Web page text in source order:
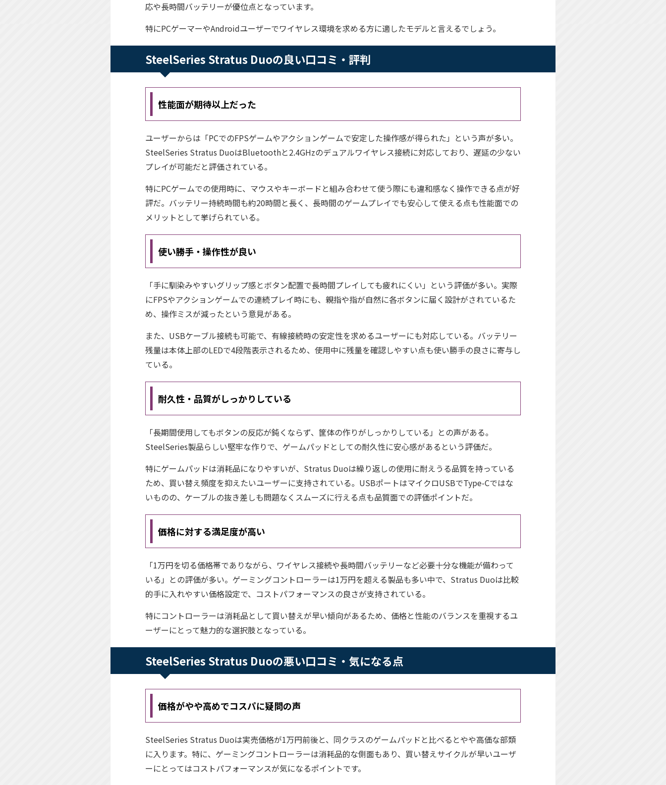
応や長時間バッテリーが優位点となっています。
特にPCゲーマーやAndroidユーザーでワイヤレス環境を求める方に適したモデルと言えるでしょう。
SteelSeries Stratus Duoの良い口コミ・評判
性能面が期待以上だった
ユーザーからは「PCでのFPSゲームやアクションゲームで安定した操作感が得られた」という声が多い。
SteelSeries Stratus DuoはBluetoothと2.4GHzのデュアルワイヤレス接続に対応しており、遅延の少ない
プレイが可能だと評価されている。
特にPCゲームでの使用時に、マウスやキーボードと組み合わせて使う際にも違和感なく操作できる点が好
評だ。バッテリー持続時間も約20時間と長く、長時間のゲームプレイでも安心して使える点も性能面での
メリットとして挙げられている。
使い勝手・操作性が良い
「手に馴染みやすいグリップ感とボタン配置で長時間プレイしても疲れにくい」という評価が多い。実際
にFPSやアクションゲームでの連続プレイ時にも、親指や指が自然に各ボタンに届く設計がされているた
め、操作ミスが減ったという意見がある。
また、USBケーブル接続も可能で、有線接続時の安定性を求めるユーザーにも対応している。バッテリー
残量は本体上部のLEDで4段階表示されるため、使用中に残量を確認しやすい点も使い勝手の良さに寄与し
ている。
耐久性・品質がしっかりしている
「長期間使用してもボタンの反応が鈍くならず、筐体の作りがしっかりしている」との声がある。
SteelSeries製品らしい堅牢な作りで、ゲームパッドとしての耐久性に安心感があるという評価だ。
特にゲームパッドは消耗品になりやすいが、Stratus Duoは繰り返しの使用に耐えうる品質を持っている
ため、買い替え頻度を抑えたいユーザーに支持されている。USBポートはマイクロUSBでType-Cではな
いものの、ケーブルの抜き差しも問題なくスムーズに行える点も品質面での評価ポイントだ。
価格に対する満足度が高い
「1万円を切る価格帯でありながら、ワイヤレス接続や長時間バッテリーなど必要十分な機能が備わって
いる」との評価が多い。ゲーミングコントローラーは1万円を超える製品も多い中で、Stratus Duoは比較
的手に入れやすい価格設定で、コストパフォーマンスの良さが支持されている。
特にコントローラーは消耗品として買い替えが早い傾向があるため、価格と性能のバランスを重視するユ
ーザーにとって魅力的な選択肢となっている。
SteelSeries Stratus Duoの悪い口コミ・気になる点
価格がやや高めでコスパに疑問の声
SteelSeries Stratus Duoは実売価格が1万円前後と、同クラスのゲームパッドと比べるとやや高価な部類
に入ります。特に、ゲーミングコントローラーは消耗品的な側面もあり、買い替えサイクルが早いユーザ
ーにとってはコストパフォーマンスが気になるポイントです。